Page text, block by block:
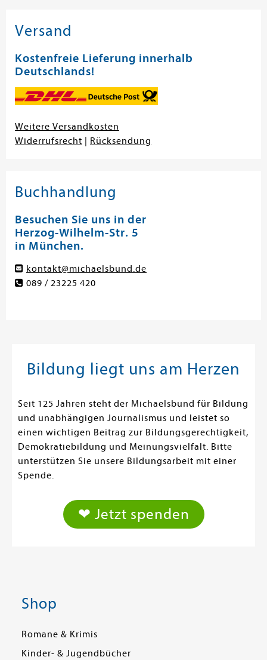
Versand
Kostenfreie Lieferung innerhalb
Deutschlands!
Weitere Versandkosten
Widerrufsrecht
Rücksendung
Buchhandlung
Besuchen Sie uns in der
Herzog-Wilhelm-Str. 5
in München.
kontakt@michaelsbund.de
089 / 23225 420
Bildung liegt uns am Herzen
Seit 125 Jahren steht der Michaelsbund für Bildung
und unabhängigen Journalismus und leistet so
einen wichtigen Beitrag zur Bildungsgerechtigkeit,
Demokratiebildung und Meinungsvielfalt. Bitte
unterstützen Sie unsere Bildungsarbeit mit einer
Spende.
❤ Jetzt spenden
Shop
Romane & Krimis
Kinder- & Jugendbücher